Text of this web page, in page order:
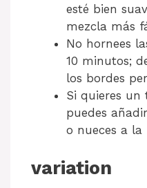
esté bien
mezcla más
No hornees
10 minutos;
los bordes
Si quieres un
puedes
o nueces a la
variation